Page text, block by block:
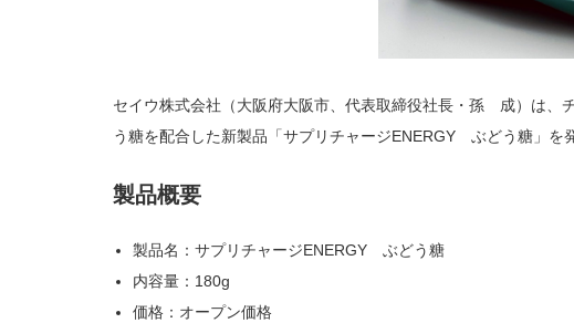
セイウ株式会社（大阪府大阪市、代表取締役社長・孫 成）は、
う糖を配合した新製品「サプリチャージENERGY ぶどう糖」を
製品概要
製品名：サプリチャージENERGY ぶどう糖
内容量：180g
価格：オープン価格